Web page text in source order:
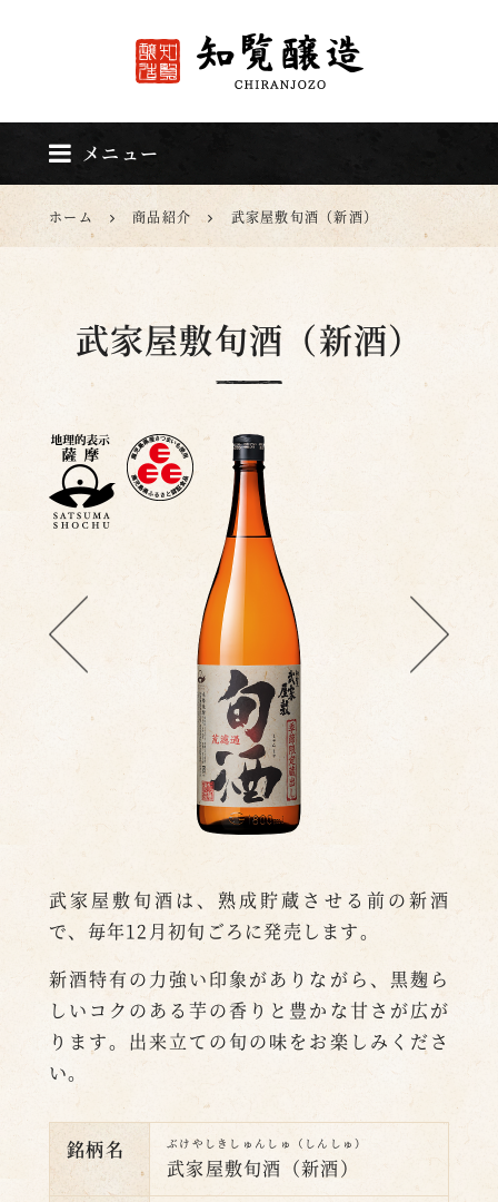
メニュー
ホーム 商品紹介 武家屋敷旬酒（新酒）
武家屋敷旬酒（新酒）
武家屋敷旬酒は、熟成貯蔵させる前の新酒
で、毎年12月初旬ごろに発売します。
新酒特有の力強い印象がありながら、黒麹ら
しいコクのある芋の香りと豊かな甘さが広が
ります。出来立ての旬の味をお楽しみくださ
い。
銘柄名 ぶけやしきしゅんしゅ（しんしゅ）
武家屋敷旬酒（新酒）